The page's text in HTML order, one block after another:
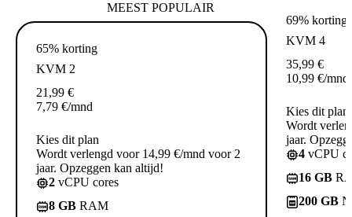
MEEST POPULAIR
65% korting
KVM 2
21,99 €
7,79 €/mnd
Kies dit plan
Wordt verlengd voor 14,99 €/mnd voor 2
jaar. Opzeggen kan altijd!
2 vCPU cores
8 GB RAM
69% korting
KVM 4
35,99 €
10,99 €/mnd
Kies dit plan
Wordt
jaar.
4 vCPU
16 GB
200 GB